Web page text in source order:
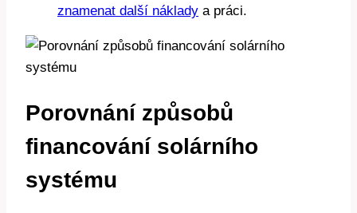
znamenat další náklady a práci.
Porovnání způsobů
financování solárního
systému